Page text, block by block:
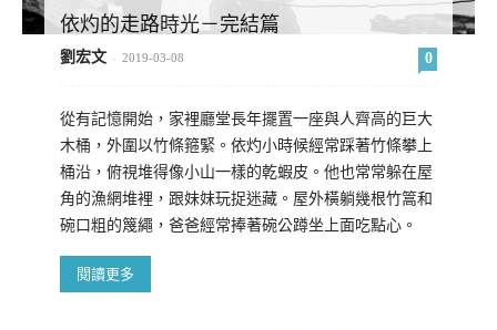
依灼的走路時光－完結篇
劉宏文 - 2019-03-08 0
從有記憶開始，家裡廳堂長年擺置一座與人齊高的巨大
木桶，外圍以竹條箍緊。依灼小時候經常踩著竹條攀上
桶沿，俯視堆得像小山一樣的乾蝦皮。他也常常躲在屋
角的漁網堆裡，跟妹妹玩捉迷藏。屋外橫躺幾根竹篙和
碗口粗的篾繩，爸爸經常捧著碗公蹲坐上面吃點心。
閱讀更多